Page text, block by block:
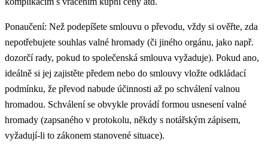
Ponaučení: Než podepíšete smlouvu o převodu, vždy si ověřte, zda
nepotřebujete souhlas valné hromady (či jiného orgánu, jako např.
dozorčí rady, pokud to společenská smlouva vyžaduje). Pokud ano,
ideálně si jej zajistěte předem nebo do smlouvy vložte odkládací
podmínku, že převod nabude účinnosti až po schválení valnou
hromadou. Schválení se obvykle provádí formou usnesení valné
hromady (zapsaného v protokolu, někdy s notářským zápisem,
vyžadují-li to zákonem stanovené situace).